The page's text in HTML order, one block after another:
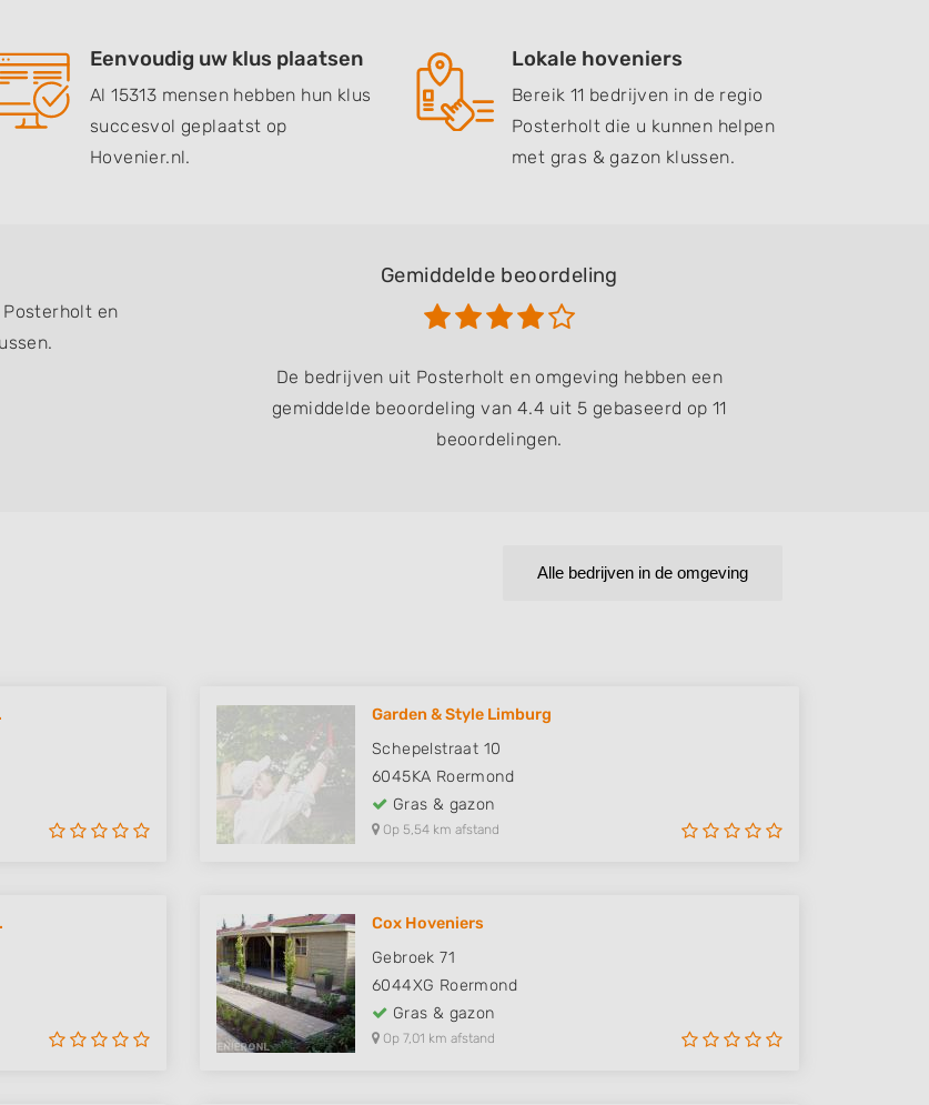
Eenvoudig uw klus plaatsen
Al 15313 mensen hebben hun klus
succesvol geplaatst op
Hovenier.nl.
Lokale hoveniers
Bereik 11 bedrijven in de regio
Posterholt die u kunnen helpen
met gras & gazon klussen.
en
Gemiddelde beoordeling
De bedrijven uit Posterholt en omgeving hebben een
gemiddelde beoordeling van 4.4 uit 5 gebaseerd op 11
beoordelingen.
Alle bedrijven in de omgeving
Garden & Style Limburg
Schepelstraat 10
6045KA Roermond
Gras & gazon
Op 5,54 km afstand
Cox Hoveniers
Gebroek 71
6044XG Roermond
Gras & gazon
Op 7,01 km afstand